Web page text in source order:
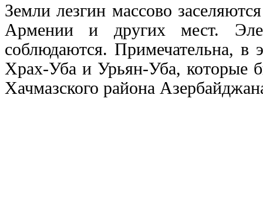
Земли лезгин массово
Армении и других мест.
соблюдаются. Примечательна, в
Храх-Уба и Урьян-Уба, которые
Хачмазского района